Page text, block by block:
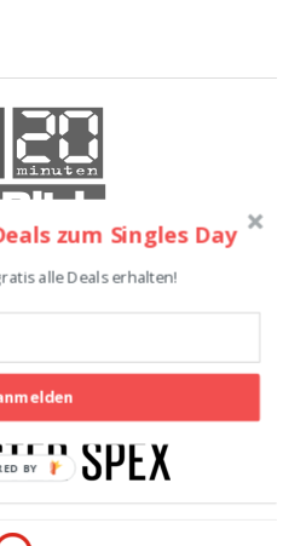
zum Singles Day
alle Deals erhalten!
BY